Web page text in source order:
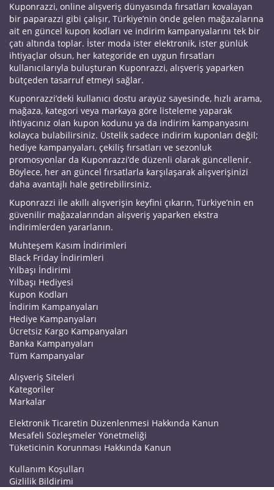
Kuponrazzi, online alışveriş dünyasında fırsatları kovalayan
bir paparazzi gibi çalışır, Türkiye’nin önde gelen mağazalarına
ait en güncel kupon kodları ve indirim kampanyalarını tek bir
çatı altında toplar. İster moda ister elektronik, ister günlük
ihtiyaçlar olsun, her kategoride en uygun fırsatları
kullanıcılarıyla buluşturan Kuponrazzi, alışveriş yaparken
bütçeden tasarruf etmeyi sağlar.
Kuponrazzi’deki kullanıcı dostu arayüz sayesinde, hızlı arama,
mağaza, kategori veya markaya göre listeleme yaparak
ihtiyacınız olan kupon kodunu ya da indirim kampanyasını
kolayca bulabilirsiniz. Üstelik sadece indirim kuponları değil;
hediye kampanyaları, çekiliş fırsatları ve sezonluk
promosyonlar da Kuponrazzi’de düzenli olarak güncellenir.
Böylece, her an güncel fırsatlarla karşılaşarak alışverişinizi
daha avantajlı hale getirebilirsiniz.
Kuponrazzi ile akıllı alışverişin keyfini çıkarın, Türkiye’nin en
güvenilir mağazalarından alışveriş yaparken ekstra
indirimlerden yararlanın.
Muhteşem Kasım İndirimleri
Black Friday İndirimleri
Yılbaşı İndirimi
Yılbaşı Hediyesi
Kupon Kodları
İndirim Kampanyaları
Hediye Kampanyaları
Ücretsiz Kargo Kampanyaları
Banka Kampanyaları
Tüm Kampanyalar
Alışveriş Siteleri
Kategoriler
Markalar
Elektronik Ticaretin Düzenlenmesi Hakkında Kanun
Mesafeli Sözleşmeler Yönetmeliği
Tüketicinin Korunması Hakkında Kanun
Kullanım Koşulları
Gizlilik Bildirimi